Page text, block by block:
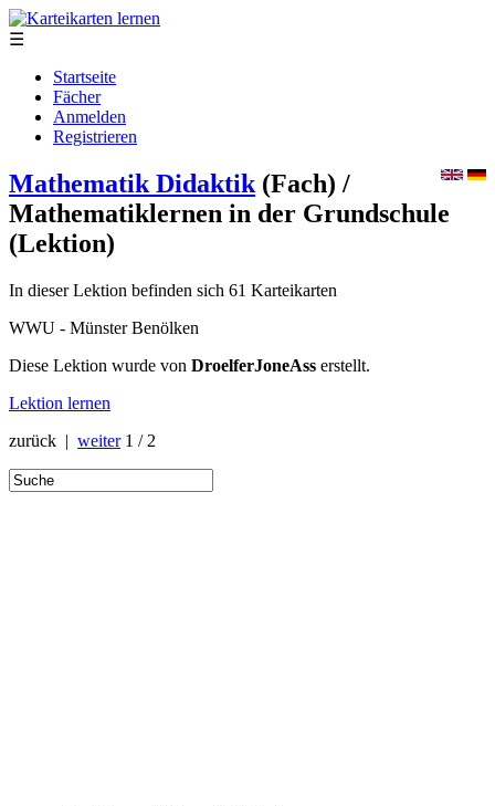
☰
Startseite
Fächer
Anmelden
Registrieren
Mathematik Didaktik (Fach) /
Mathematiklernen in der Grundschule
(Lektion)
In dieser Lektion befinden sich 61 Karteikarten
WWU - Münster Benölken
Diese Lektion wurde von DroelferJoneAss erstellt.
Lektion lernen
zurück | weiter 1 / 2